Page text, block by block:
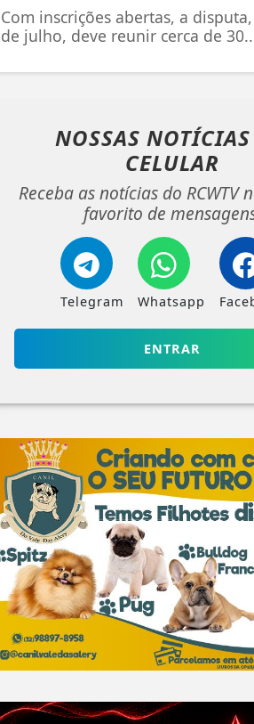
Com inscrições abertas, a
de julho, deve reunir cerca de
NOSSAS NOTÍCIAS
CELULAR
Receba as notícias do RCWTV
favorito de
Telegram Whatsapp
ENTRAR